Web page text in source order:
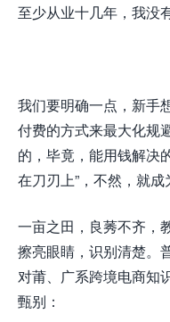
至少从业十几年，我没
我们要明确一点，新手
付费的方式来最大化规
的，毕竟，能用钱解决
在刀刃上”，不然，就成
一亩之田，良莠不齐，
擦亮眼睛，识别清楚。
对莆、广系跨境电商知
甄别：